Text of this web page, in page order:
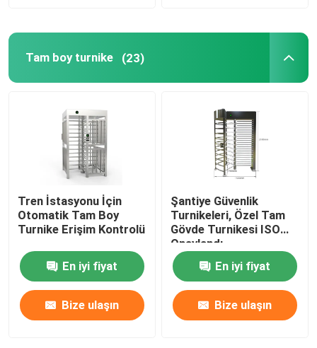
Tam boy turnike (23)
Tren İstasyonu İçin
Otomatik Tam Boy
Turnike Erişim Kontrolü
En iyi fiyat
Bize ulaşın
Şantiye Güvenlik
Turnikeleri, Özel Tam
Gövde Turnikesi ISO
Onaylandı
En iyi fiyat
Bize ulaşın